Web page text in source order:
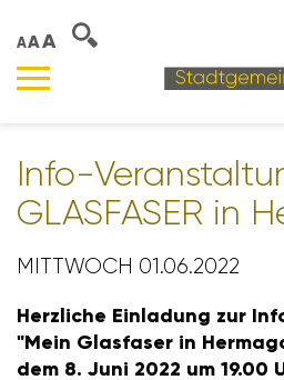
AAA
Info-
GLAS­FASER in
MITTWOCH 01.06.2022
Herz­liche Einla­dung zur
"Mein Glas­faser in
dem 8. Juni 2022 um 19.00